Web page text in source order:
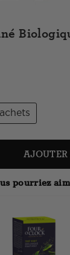
AJOUTER
pourriez